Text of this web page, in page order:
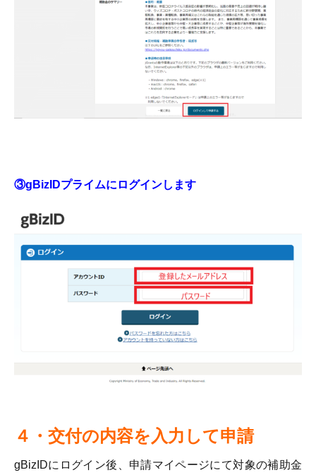
③gBizIDプライムにログインします
４・交付の内容を入力して申請
gBizIDにログイン後、申請マイページにて対象の補助金